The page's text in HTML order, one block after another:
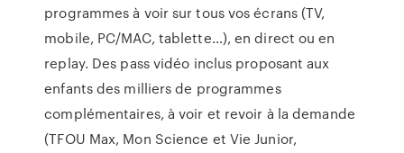
programmes à voir sur tous vos écrans (TV,
mobile, PC/MAC, tablette…), en direct ou en
replay. Des pass vidéo inclus proposant aux
enfants des milliers de programmes
complémentaires, à voir et revoir à la demande
(TFOU Max, Mon Science et Vie Junior,